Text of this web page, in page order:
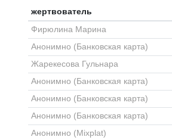
жертвователь
Фирюлина Марина
Анонимно (Банковская карта)
Жарекесова Гульнара
Анонимно (Банковская карта)
Анонимно (Банковская карта)
Анонимно (Банковская карта)
Анонимно (Mixplat)